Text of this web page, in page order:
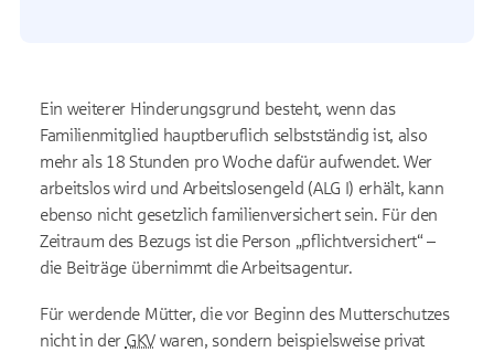
Ein weiterer Hinderungsgrund besteht, wenn das
Familienmitglied hauptberuflich selbstständig ist, also
mehr als 18 Stunden pro Woche dafür aufwendet. Wer
arbeitslos wird und Arbeitslosengeld (ALG I) erhält, kann
ebenso nicht gesetzlich familienversichert sein. Für den
Zeitraum des Bezugs ist die Person „pflichtversichert“ –
die Beiträge übernimmt die Arbeitsagentur.
Für werdende Mütter, die vor Beginn des Mutterschutzes
nicht in der GKVwaren, sondern beispielsweise privat